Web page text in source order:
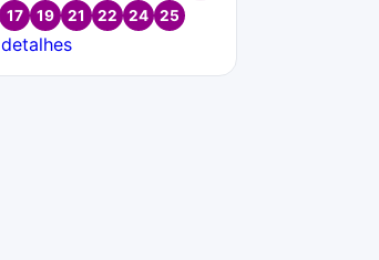
17 19 21 22 24 25